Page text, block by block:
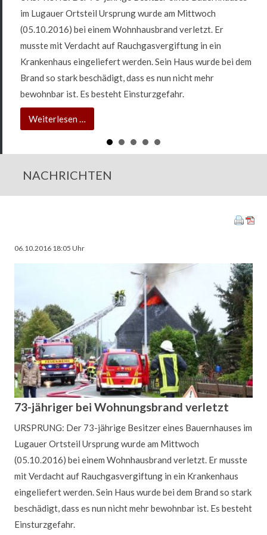
im Lugauer Ortsteil Ursprung wurde am Mittwoch
(05.10.2016) bei einem Wohnhausbrand verletzt. Er
musste mit Verdacht auf Rauchgasvergiftung in ein
Krankenhaus eingeliefert werden. Sein Haus wurde bei dem
Brand so stark beschädigt, dass es nun nicht mehr
bewohnbar ist. Es besteht Einsturzgefahr.
Weiterlesen …
verletzt
Ein Anhänger voll Müll aus dem Stadtpark
LUGAU. Das Ergebnis ist beeindruckend: Ein ganzer
Anhänger voller Müllsäcke ist zum Umwelttag der
Jugendfeuerwehr Lugau zusammengekommen. Mit so einer
großen Menge hatten die Jungs und Mädels nicht
gerechnet. Und dafür mussten die nicht mal weit laufen. Ein
„Streifzug“ durch den neuen Stadtpark am Bahnhof entlang
des Kohlebahnradweges genügte.
NACHRICHTEN
06.10.2016 18:05 Uhr
73-jähriger bei Wohnungsbrand verletzt
URSPRUNG: Der 73-jährige Besitzer eines Bauernhauses im
Lugauer Ortsteil Ursprung wurde am Mittwoch
(05.10.2016) bei einem Wohnhausbrand verletzt. Er musste
mit Verdacht auf Rauchgasvergiftung in ein Krankenhaus
eingeliefert werden. Sein Haus wurde bei dem Brand so stark
beschädigt, dass es nun nicht mehr bewohnbar ist. Es besteht
Einsturzgefahr.